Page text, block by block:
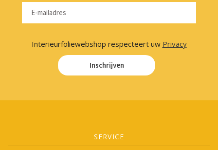
Interieurfoliewebshop respecteert uw Privacy
Inschrijven
SERVICE